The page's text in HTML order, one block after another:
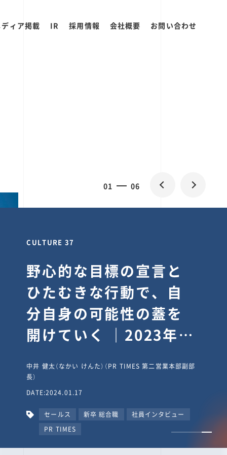
ィア掲載 IR 採用情報 会社概要 お問い合わせ
01 06